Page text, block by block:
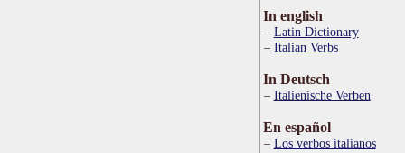
In english
Latin Dictionary
Italian Verbs
In Deutsch
Italienische Verben
En español
Los verbos italianos